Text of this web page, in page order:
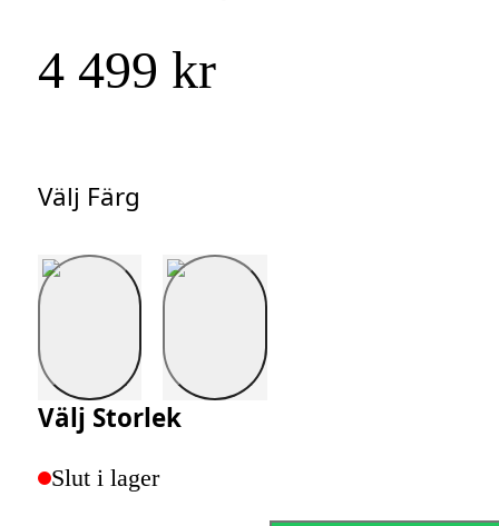
4 499 kr
Välj Färg
Välj Färg
Välj Storlek
Slut i lager